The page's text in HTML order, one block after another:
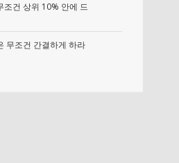
조건 상위 10% 안에 드
무조건 간결하게 하라